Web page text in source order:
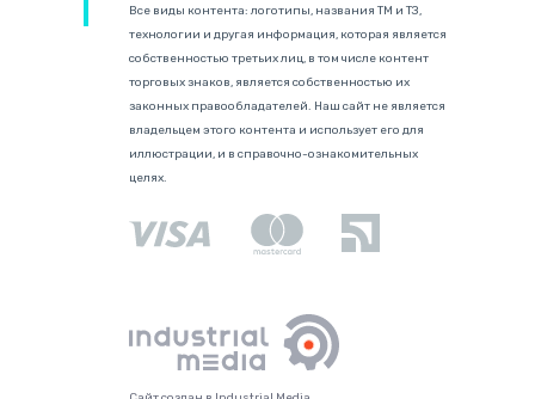
Все виды контента: логотипы, названия ТМ и ТЗ,
технологии и другая информация, которая является
собственностью третьих лиц, в том числе контент
торговых знаков, является собственностью их
законных правообладателей. Наш сайт не является
владельцем этого контента и использует его для
иллюстрации, и в справочно-ознакомительных
целях.